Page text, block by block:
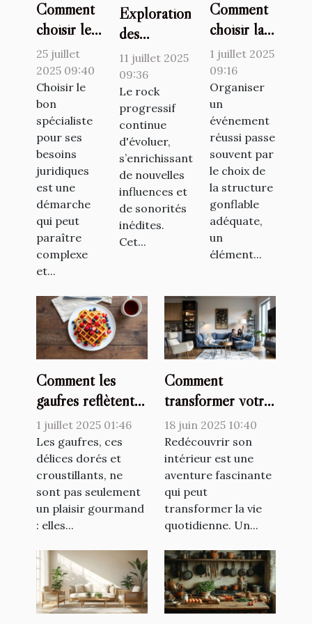
Comment
choisir le
bon
spécialiste
pour vos
besoins
juridiques
?
25 juillet
2025 09:40
Choisir le
bon
spécialiste
pour ses
besoins
juridiques
est une
démarche
qui peut
paraître
complexe
et...
Exploration
des
tendances
émergentes
dans le rock
progressif
11 juillet 2025
09:36
Le rock
progressif
continue
d'évoluer,
s’enrichissant
de nouvelles
influences et
de sonorités
inédites.
Cet...
Comment
choisir la
bonne
structure
gonflable
pour votre
événement
?
1 juillet 2025
09:16
Organiser
un
événement
réussi passe
souvent par
le choix de
la structure
gonflable
adéquate,
un
élément...
Comment les
gaufres reflètent-
elles les
changements
culturels ?
1 juillet 2025 01:46
Les gaufres, ces
délices dorés et
croustillants, ne
sont pas seulement
un plaisir gourmand
: elles...
Comment
transformer votre
espace avec un
décorateur
d'intérieur
18 juin 2025 10:40
Redécouvrir son
intérieur est une
aventure fascinante
qui peut
transformer la vie
quotidienne. Un...